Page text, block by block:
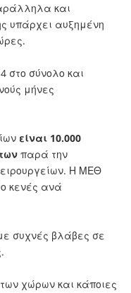
και
υπάρχει αυξημένη
στο σύνολο και
μήνες
είναι 10.000
παρά την
Η ΜΕΘ
κενές ανά
συχνές βλάβες σε
χώρων και κάποιες